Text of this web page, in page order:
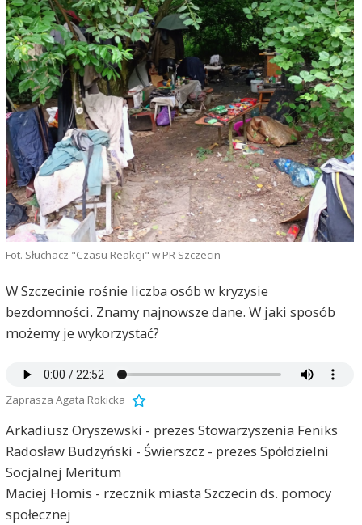
Fot. Słuchacz "Czasu Reakcji" w PR Szczecin
W Szczecinie rośnie liczba osób w kryzysie
bezdomności. Znamy najnowsze dane. W jaki sposób
możemy je wykorzystać?
Zaprasza Agata Rokicka
Arkadiusz Oryszewski - prezes Stowarzyszenia Feniks
Radosław Budzyński - Świerszcz - prezes Spółdzielni
Socjalnej Meritum
Maciej Homis - rzecznik miasta Szczecin ds. pomocy
społecznej